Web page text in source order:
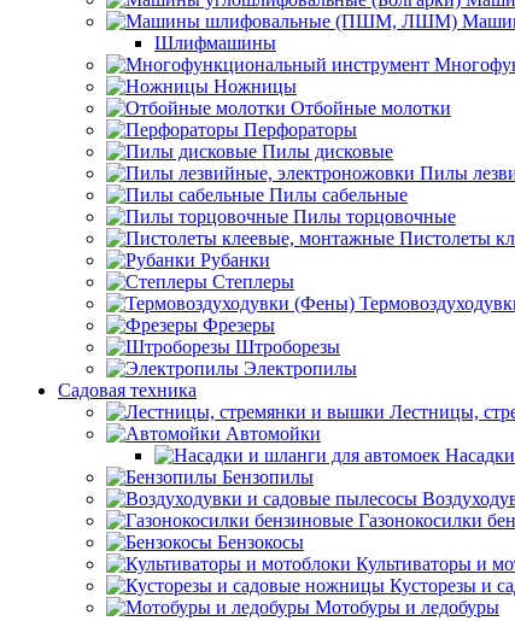
Шлифмашины
Ножницы
Отбойные молотки
Перфораторы
Пилы дисковые
Пилы
Пилы сабельные
Пилы торцовочные
Пистолеты
Рубанки
Степлеры
Фрезеры
Штроборезы
Электропилы
Садовая техника
Лестницы,
Автомойки
Бензопилы
Газонокосилки
Бензокосы
Культиваторы и
Кусторезы и
Мотобуры и ледобуры